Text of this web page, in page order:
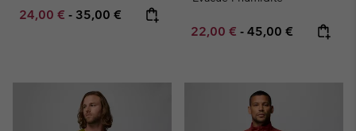
Minimum sale price:
24,00 € - Maximum price:
35,00 €
Minimum sale price:
22,00 € - Maximum price:
45,00 €